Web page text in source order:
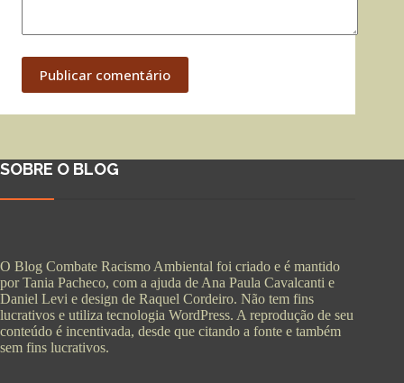
Publicar comentário
SOBRE O BLOG
O Blog Combate Racismo Ambiental foi criado e é mantido
por Tania Pacheco, com a ajuda de Ana Paula Cavalcanti e
Daniel Levi e design de Raquel Cordeiro. Não tem fins
lucrativos e utiliza tecnologia WordPress. A reprodução de seu
conteúdo é incentivada, desde que citando a fonte e também
sem fins lucrativos.